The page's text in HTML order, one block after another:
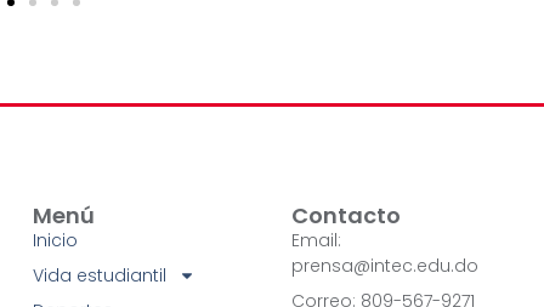
Menú
Inicio
Vida estudiantil
Contacto
Email:
prensa@intec.edu.do
Correo: 809-567-9271